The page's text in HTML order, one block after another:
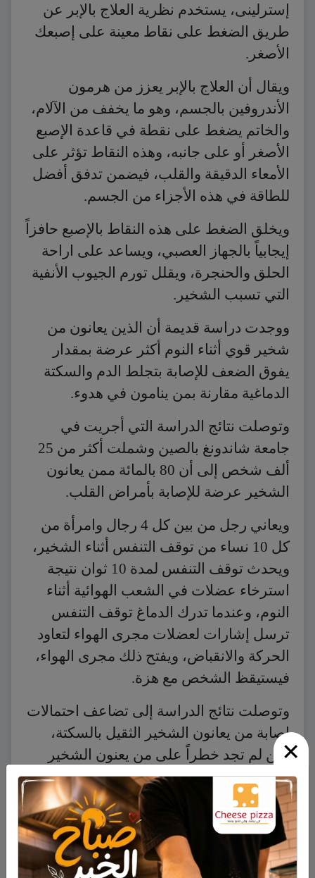
×
إسترلينى، يستخدم نظرية العلاج بالإبر عن
طريق الضغط على نقاط معينة على إصبعك
الأصغر.
ويقال أن العلاج بالإبر يعزز من هرمون
الأندروفين بالجسم، وهو ما يخفف من الآلام،
والخاتم يضغط على نقطة في قاعدة الإصبع
الأصغر أو على جانبه، وهذه النقاط تؤثر على
الأمعاء الدقيقة والقلب، فيضمن تدفق أفضل
للطاقة في هذه الأجزاء من الجسم.
ويخلق الضغط على هذه النقاط بالإصبع حافزاً
إيجابياً بالجهاز العصبي، ويساعد على اراحة
الحلق والحنجرة، ويقلل تورم الجيوب الأنفية
التي تسبب الشخير.
ووجدت دراسة قديمة أن الذين يعانون من
شخير قوي أثناء النوم أكثر عرضة بمقدار
يفوق الضعف للإصابة بتجلط الدم والسكتة
الدماغية مقارنة بمن ينامون في هدوء.
وتوصلت نتائج الدراسة التي أجريت في
جامعة شاندونغ بالصين وشملت أكثر من 25
ألف شخص إلى أن 80 بالمائة ممن يعانون
الشخير عرضة للإصابة بأمراض القلب.
ويعاني رجل من بين كل 4 رجال وامرأة من
كل 10 نساء من توقف التنفس أثناء الشخير،
ويحدث توقف التنفس لمدة 10 ثوان نتيجة
استرخاء عضلات في الشعب الهوائية أثناء
النوم، وعندما تدرك الدماغ توقف التنفس
ترسل إشارات لعضلات مجرى الهواء لتعاود
الحركة والانقباض، ويفتح ذلك مجرى الهواء،
فيستيقظ الشخص مع هزة.
وتوصلت نتائج الدراسة إلى تضاعف احتمالات
إصابة من يعانون الشخير الثقيل بالسكتة،
لكن لم تجد خطراً على من يعنون الشخير
المعتدل أو البسيط. ويعتقد العلماء أن مشكلة
توقف التنفس أثناء النوم تنبع من تدفق الدم
إلى القلب والدماغ، وأن معدل ضربات القلب
وضغط الدم يقل كثيراً أثناء النوم العميق.